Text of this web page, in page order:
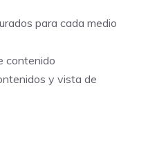
para cada medio
contenido
y vista de